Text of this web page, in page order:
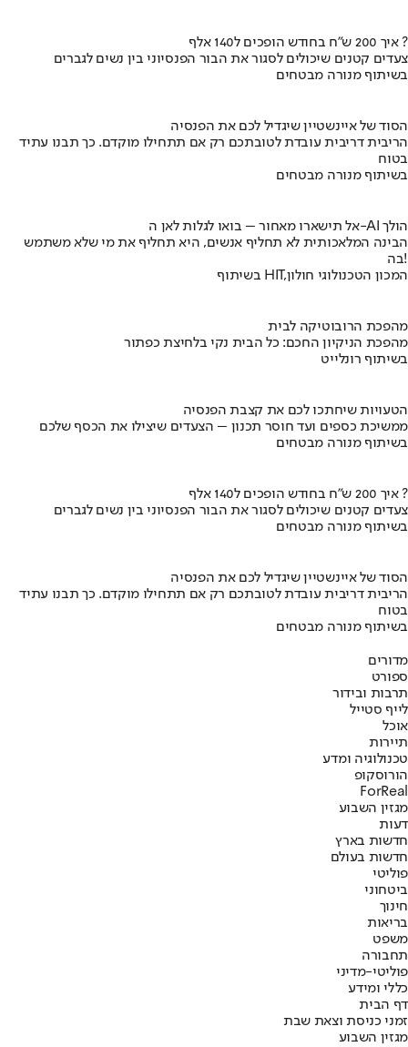
איך 200 ש"ח בחודש הופכים ל140 אלף ?
צעדים קטנים שיכולים לסגור את הבור הפנסיוני בין נשים לגברים
בשיתוף מנורה מבטחים
הסוד של איינשטיין שיגדיל לכם את הפנסיה
הריבית דריבית עובדת לטובתכם רק אם תתחילו מוקדם. כך תבנו עתיד
בטוח
בשיתוף מנורה מבטחים
אל תישארו מאחור – בואו לגלות לאן ה-AI הולך
הבינה המלאכותית לא תחליף אנשים, היא תחליף את מי שלא משתמש
בה!
בשיתוף HIT,המכון הטכנולוגי חולון
מהפכת הרובוטיקה לבית
מהפכת הניקיון החכם: כל הבית נקי בלחיצת כפתור
בשיתוף רונלייט
הטעויות שיחתכו לכם את קצבת הפנסיה
ממשיכת כספים ועד חוסר תכנון – הצעדים שיצילו את הכסף שלכם
בשיתוף מנורה מבטחים
איך 200 ש"ח בחודש הופכים ל140 אלף ?
צעדים קטנים שיכולים לסגור את הבור הפנסיוני בין נשים לגברים
בשיתוף מנורה מבטחים
הסוד של איינשטיין שיגדיל לכם את הפנסיה
הריבית דריבית עובדת לטובתכם רק אם תתחילו מוקדם. כך תבנו עתיד
בטוח
בשיתוף מנורה מבטחים
מדורים
ספורט
תרבות ובידור
לייף סטייל
אוכל
תיירות
טכנולוגיה ומדע
הורוסקופ
ForReal
מגזין השבוע
דעות
חדשות בארץ
חדשות בעולם
פוליטי
ביטחוני
חינוך
בריאות
משפט
תחבורה
פוליטי-מדיני
כללי ומידע
דף הבית
זמני כניסת וצאת שבת
מגזין השבוע